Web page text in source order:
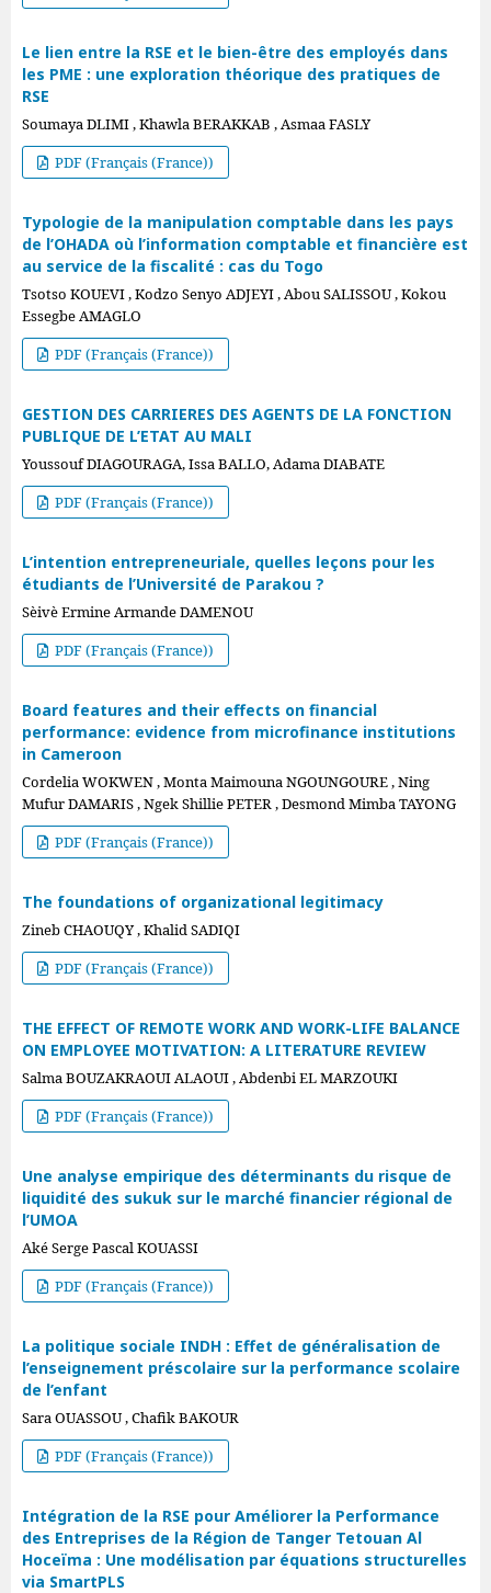
Le lien entre la RSE et le bien-être des employés dans
les PME : une exploration théorique des pratiques de
RSE
Soumaya DLIMI , Khawla BERAKKAB , Asmaa FASLY
PDF (Français (France))
Typologie de la manipulation comptable dans les pays
de l’OHADA où l’information comptable et financière est
au service de la fiscalité : cas du Togo
Tsotso KOUEVI , Kodzo Senyo ADJEYI , Abou SALISSOU , Kokou
Essegbe AMAGLO
PDF (Français (France))
GESTION DES CARRIERES DES AGENTS DE LA FONCTION
PUBLIQUE DE L’ETAT AU MALI
Youssouf DIAGOURAGA, Issa BALLO, Adama DIABATE
PDF (Français (France))
L’intention entrepreneuriale, quelles leçons pour les
étudiants de l’Université de Parakou ?
Sèivè Ermine Armande DAMENOU
PDF (Français (France))
Board features and their effects on financial
performance: evidence from microfinance institutions
in Cameroon
Cordelia WOKWEN , Monta Maimouna NGOUNGOURE , Ning
Mufur DAMARIS , Ngek Shillie PETER , Desmond Mimba TAYONG
PDF (Français (France))
The foundations of organizational legitimacy
Zineb CHAOUQY , Khalid SADIQI
PDF (Français (France))
THE EFFECT OF REMOTE WORK AND WORK-LIFE BALANCE
ON EMPLOYEE MOTIVATION: A LITERATURE REVIEW
Salma BOUZAKRAOUI ALAOUI , Abdenbi EL MARZOUKI
PDF (Français (France))
Une analyse empirique des déterminants du risque de
liquidité des sukuk sur le marché financier régional de
l’UMOA
Aké Serge Pascal KOUASSI
PDF (Français (France))
La politique sociale INDH : Effet de généralisation de
l’enseignement préscolaire sur la performance scolaire
de l’enfant
Sara OUASSOU , Chafik BAKOUR
PDF (Français (France))
Intégration de la RSE pour Améliorer la Performance
des Entreprises de la Région de Tanger Tetouan Al
Hoceïma : Une modélisation par équations structurelles
via SmartPLS